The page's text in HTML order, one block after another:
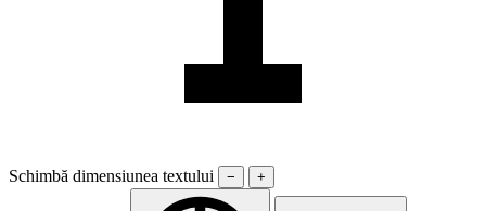
Schimbă dimensiunea textului − +